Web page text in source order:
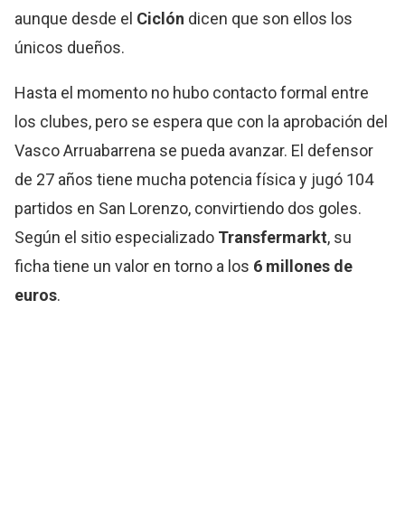
aunque desde el Ciclón dicen que son ellos los
únicos dueños.
Hasta el momento no hubo contacto formal entre
los clubes, pero se espera que con la aprobación del
Vasco Arruabarrena se pueda avanzar. El defensor
de 27 años tiene mucha potencia física y jugó 104
partidos en San Lorenzo, convirtiendo dos goles.
Según el sitio especializado Transfermarkt, su
ficha tiene un valor en torno a los 6 millones de
euros.